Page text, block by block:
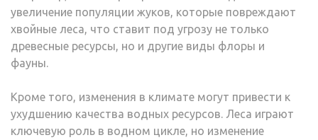
увеличение популяции жуков, которые повреждают
хвойные леса, что ставит под угрозу не только
древесные ресурсы, но и другие виды флоры и
фауны.
Кроме того, изменения в климате могут привести к
ухудшению качества водных ресурсов. Леса играют
ключевую роль в водном цикле, но изменение